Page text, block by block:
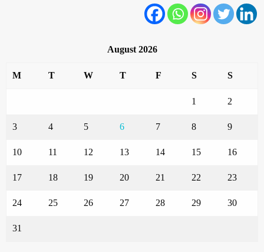
August 2026
M T W T F S S
1 2
3 4 5 6 7 8 9
10 11 12 13 14 15 16
17 18 19 20 21 22 23
24 25 26 27 28 29 30
31